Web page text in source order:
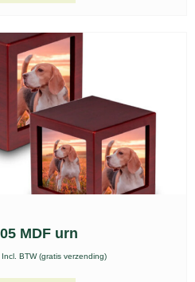
MDF urn
Incl. BTW (gratis verzending)